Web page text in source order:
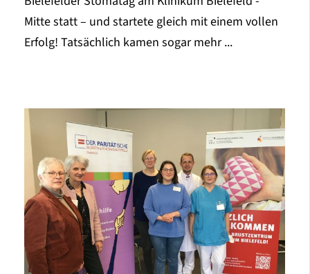
Mitte statt – und startete gleich mit einem vollen
Erfolg! Tatsächlich kamen sogar mehr ...